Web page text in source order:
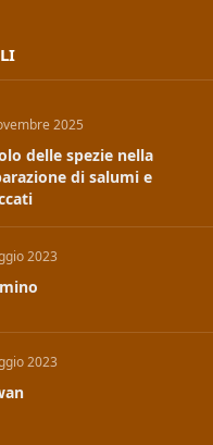
2025
delle spezie nella
di salumi e
2023
2023